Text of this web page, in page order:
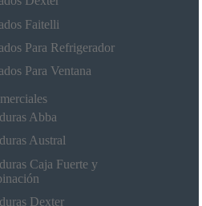
Faitelli
Para Refrigerador
Para Ventana
Abba
Austral
Caja Fuerte y
Dexter